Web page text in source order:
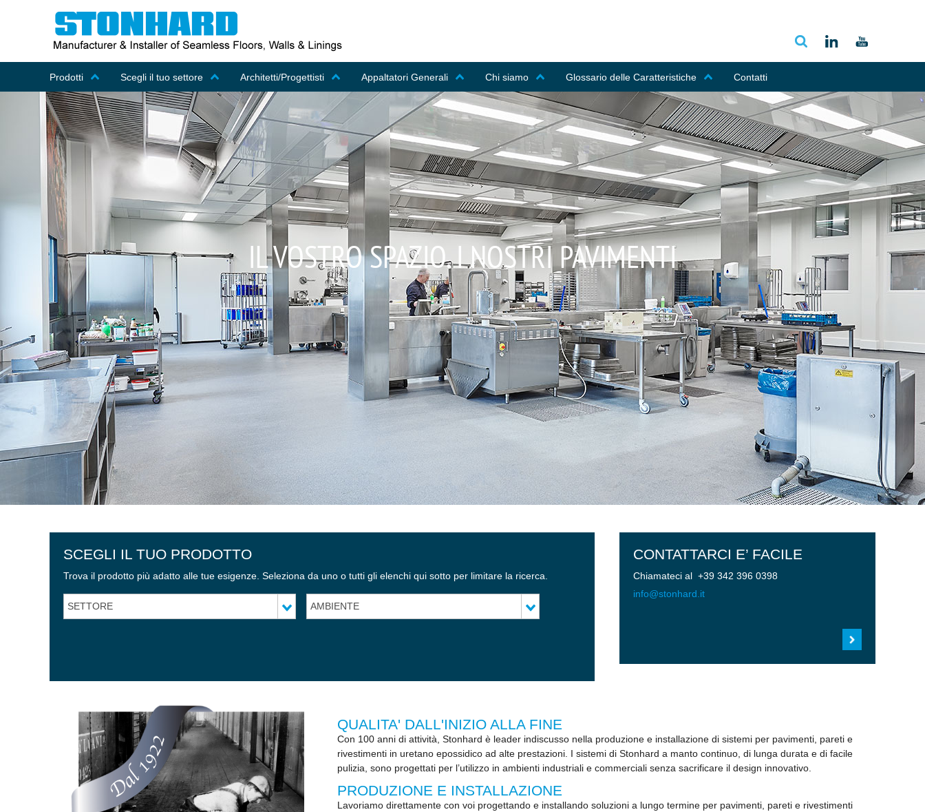
Prodotti Scegli il tuo settore Architetti/Progettisti Appaltatori Generali Chi siamo Glossario delle Caratteristiche Contatti
IL VOSTRO SPAZIO. I NOSTRI PAVIMENTI
SCEGLI IL TUO PRODOTTO
Trova il prodotto più adatto alle tue esigenze. Seleziona da uno o tutti gli elenchi qui sotto per limitare la ricerca.
SETTORE AMBIENTE
CONTATTARCI E’ FACILE
Chiamateci al +39 342 396 0398
info@stonhard.it
QUALITA' DALL'INIZIO ALLA FINE
Con 100 anni di attività, Stonhard è leader indiscusso nella produzione e installazione di sistemi per pavimenti, pareti e
rivestimenti in uretano epossidico ad alte prestazioni. I sistemi di Stonhard a manto continuo, di lunga durata e di facile
pulizia, sono progettati per l’utilizzo in ambienti industriali e commerciali senza sacrificare il design innovativo.
PRODUZIONE E INSTALLAZIONE
Lavoriamo direttamente con voi progettando e installando soluzioni a lungo termine per pavimenti, pareti e rivestimenti